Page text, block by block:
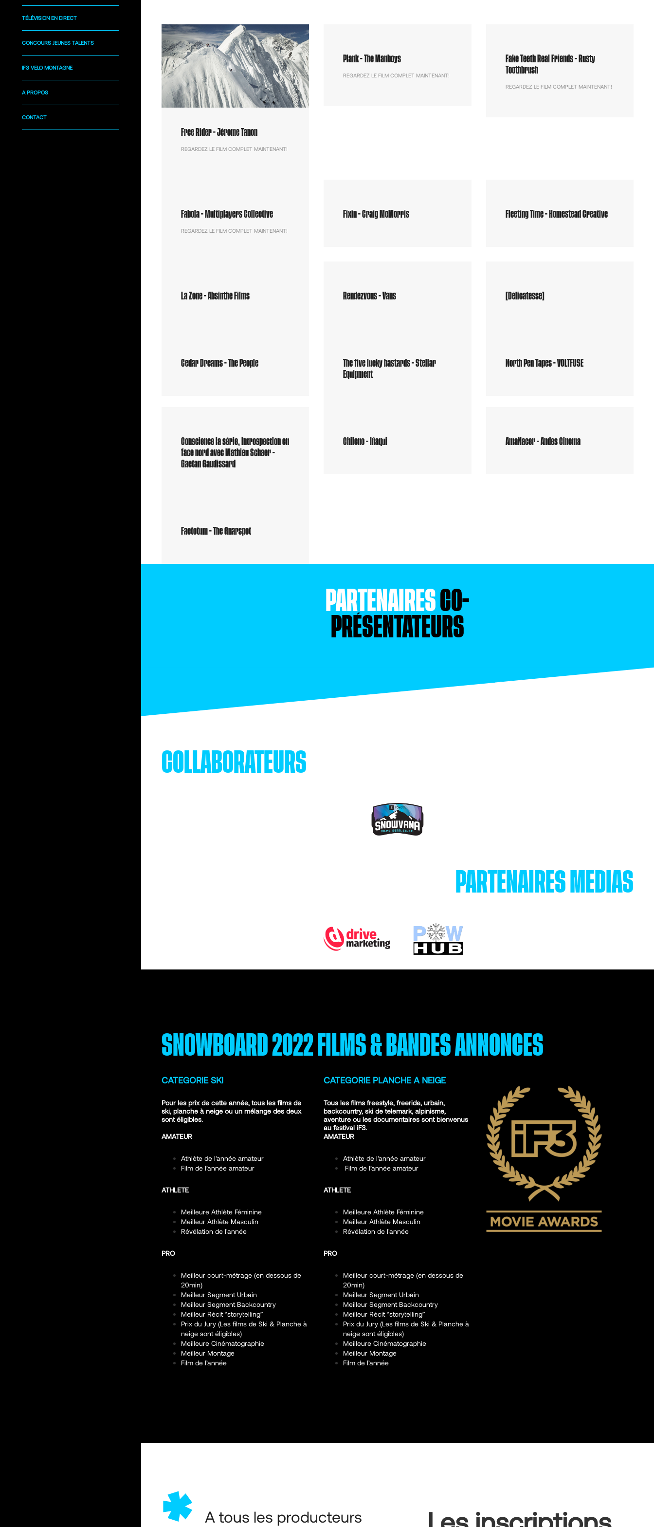
TÉLÉVISION EN DIRECT
CONCOURS JEUNES TALENTS
IF3 VELO MONTAGNE
A PROPOS
CONTACT
Free Rider - Jérome Tanon
REGARDEZ LE FILM COMPLET MAINTENANT!
Plank - The Manboys
REGARDEZ LE FILM COMPLET MAINTENANT!
Fake Teeth Real Friends - Rusty
Toothbrush
REGARDEZ LE FILM COMPLET MAINTENANT!
Fabola - Multiplayers Collective
REGARDEZ LE FILM COMPLET MAINTENANT!
Fixin - Craig McMorris Fleeting Time - Homestead Creative
La Zone - Absinthe Films Rendezvous - Vans [Délicatesse]
Cedar Dreams - The People
The five lucky bastards - Stellar
Equipment
North Pen Tapes - VOLTFUSE
Conscience la série, Introspection en
face nord avec Mathieu Schaer -
Gaetan Gaudissard
Chileno - Iñaqui AmaNacer - Andes Cinema
Factotum - The Gnarspot
PARTENAIRESCO-
PRÉSENTATEURS
COLLABORATEURS
PARTENAIRES MÉDIAS
SNOWBOARD 2022 FILMS & BANDES ANNONCES
CATEGORIE SKI
Pour les prix de cette année, tous les films de
ski, planche à neige ou un mélange des deux
sont éligibles.
AMATEUR
Athlète de l'année amateur
Film de l’année amateur
ATHLETE
Meilleure Athlète Féminine
Meilleur Athlète Masculin
Révélation de l'année
PRO
Meilleur court-métrage (en dessous de
20min)
Meilleur Segment Urbain
Meilleur Segment Backcountry
Meilleur Récit “storytelling”
Prix du Jury (Les films de Ski & Planche à
neige sont éligibles)
Meilleure Cinématographie
Meilleur Montage
Film de l’année
CATEGORIE PLANCHE A NEIGE
Tous les films freestyle, freeride, urbain,
backcountry, ski de telemark, alpinisme,
aventure ou les documentaires sont bienvenus
au festival iF3.
AMATEUR
Athlète de l'année amateur
Film de l’année amateur
ATHLETE
Meilleure Athlète Féminine
Meilleur Athlète Masculin
Révélation de l'année
PRO
Meilleur court-métrage (en dessous de
20min)
Meilleur Segment Urbain
Meilleur Segment Backcountry
Meilleur Récit “storytelling”
Prix du Jury (Les films de Ski & Planche à
neige sont éligibles)
Meilleure Cinématographie
Meilleur Montage
Film de l’année
A tous les producteurs